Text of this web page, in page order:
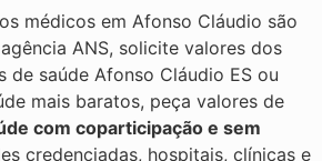
médicos em Afonso Cláudio são
ANS, solicite valores dos
de saúde Afonso Cláudio ES ou
mais baratos, peça valores de
com coparticipação e sem
credenciadas, hospitais, clínicas e